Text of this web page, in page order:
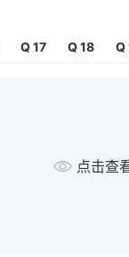
Q 17 Q 18 Q
点击查